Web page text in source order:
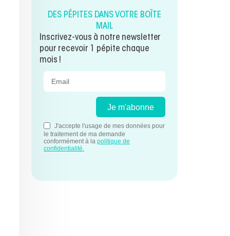
DES PÉPITES DANS VOTRE BOÎTE
MAIL
Inscrivez-vous à notre newsletter
pour recevoir 1 pépite chaque
mois !